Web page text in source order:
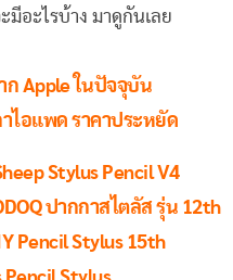
มีอะไรบ้าง มาดูกันเลย
ก Apple ในปัจจุบัน
ไอแพด ราคาประหยัด
Stylus Pencil V4
ปากกาสไตลัส รุ่น 12th
Pencil Stylus 15th